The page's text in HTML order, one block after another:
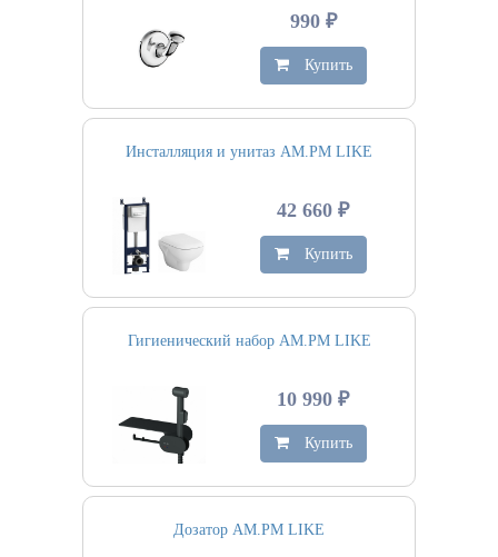
990 ₽
Купить
Инсталляция и унитаз AM.PM LIKE
42 660 ₽
Купить
Гигиенический набор AM.PM LIKE
10 990 ₽
Купить
Дозатор AM.PM LIKE